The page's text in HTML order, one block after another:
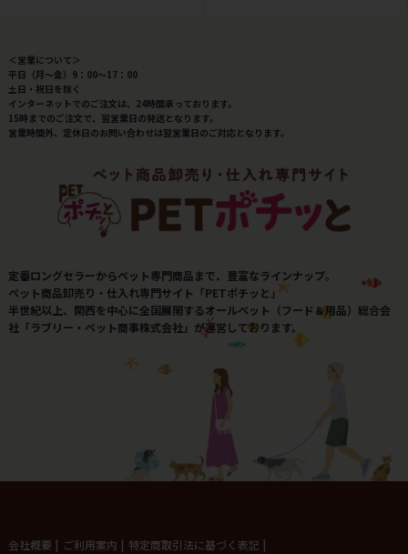
＜営業について＞
平日（月～金）9：00～17：00
土日・祝日を除く
インターネットでのご注文は、24時間承っております。
15時までのご注文で、翌営業日の発送となります。
営業時間外、定休日のお問い合わせは翌営業日のご対応となります。
定番ロングセラーからペット専門商品まで、豊富なラインナップ。
ペット商品卸売り・仕入れ専門サイト「PETポチッと」
半世紀以上、関西を中心に全国展開するオールペット（フード＆用品）総合会
社「ラブリー・ペット商事株式会社」が運営しております。
会社概要 | ご利用案内 | 特定商取引法に基づく表記 |